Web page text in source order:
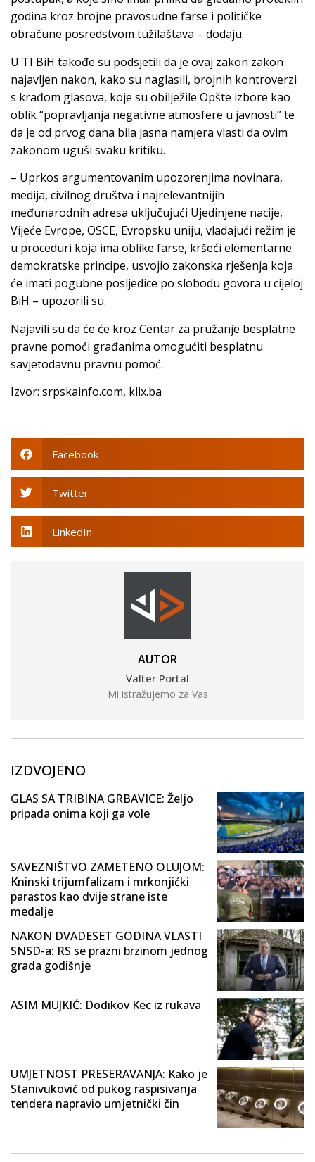
godina kroz brojne pravosudne farse i političke
obračune posredstvom tužilaštava – dodaju.
U TI BiH takođe su podsjetili da je ovaj zakon zakon
najavljen nakon, kako su naglasili, brojnih kontroverzi
s krađom glasova, koje su obilježile Opšte izbore kao
oblik “popravljanja negativne atmosfere u javnosti” te
da je od prvog dana bila jasna namjera vlasti da ovim
zakonom uguši svaku kritiku.
– Uprkos argumentovanim upozorenjima novinara,
medija, civilnog društva i najrelevantnijih
međunarodnih adresa uključujući Ujedinjene nacije,
Vijeće Evrope, OSCE, Evropsku uniju, vladajući režim je
u proceduri koja ima oblike farse, kršeći elementarne
demokratske principe, usvojio zakonska rješenja koja
će imati pogubne posljedice po slobodu govora u cijeloj
BiH – upozorili su.
Najavili su da će će kroz Centar za pružanje besplatne
pravne pomoći građanima omogućiti besplatnu
savjetodavnu pravnu pomoć.
Izvor: srpskainfo.com, klix.ba
Facebook
Twitter
LinkedIn
AUTOR
Valter Portal
Mi istražujemo za Vas
IZDVOJENO
GLAS SA TRIBINA GRBAVICE: Željo
pripada onima koji ga vole
SAVEZNIŠTVO ZAMETENO OLUJOM:
Kninski trijumfalizam i mrkonjićki
parastos kao dvije strane iste
medalje
NAKON DVADESET GODINA VLASTI
SNSD-a: RS se prazni brzinom jednog
grada godišnje
ASIM MUJKIĆ: Dodikov Kec iz rukava
UMJETNOST PRESERAVANJA: Kako je
Stanivuković od pukog raspisivanja
tendera napravio umjetnički čin